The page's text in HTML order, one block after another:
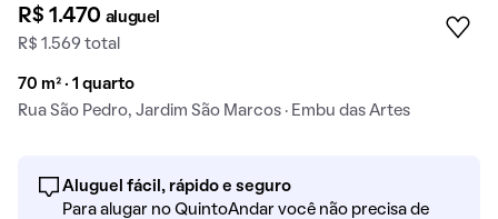
R$ 1.470 aluguel
R$ 1.569 total
70 m² · 1 quarto
Rua São Pedro, Jardim São Marcos · Embu das Artes
Aluguel fácil, rápido e seguro
Para alugar no QuintoAndar você não precisa de